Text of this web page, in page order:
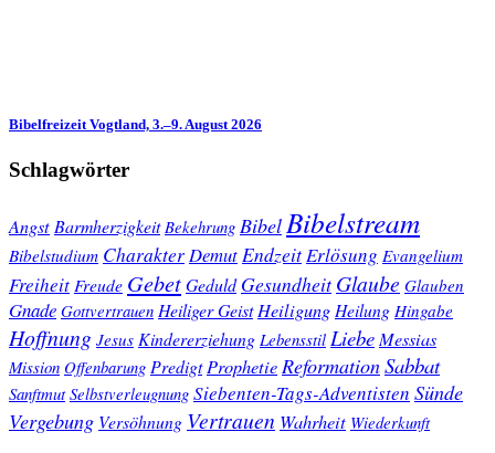
Bibelfreizeit Vogtland, 3.–9. August 2026
Schlagwörter
Angst Barmherzigkeit Bekehrung Bibel Bibelstream
Bibelstudium Charakter Demut Endzeit Erlösung Evangelium
Freiheit Freude GebetGeduld Gesundheit Glaube Glauben
Gnade Gottvertrauen Heiliger Geist Heiligung Heilung Hingabe
Hoffnung Jesus Kindererziehung Lebensstil Liebe Messias
Mission Offenbarung Predigt Prophetie ReformationSabbat
Sanftmut Selbstverleugnung Siebenten-Tags-Adventisten Sünde
Vergebung Versöhnung Vertrauen Wahrheit Wiederkunft